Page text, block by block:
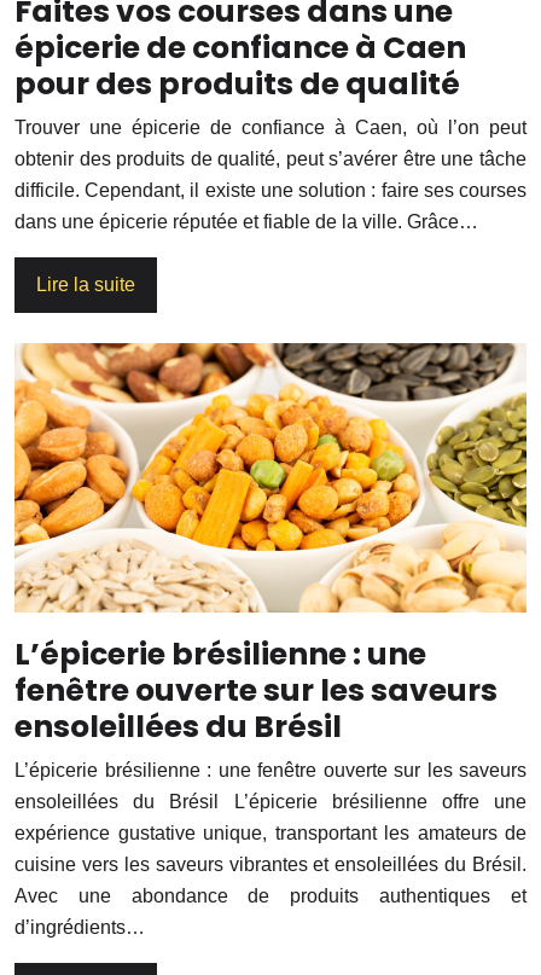
Faites vos courses dans une
épicerie de confiance à Caen
pour des produits de qualité
Trouver une épicerie de confiance à Caen, où l’on peut
obtenir des produits de qualité, peut s’avérer être une tâche
difficile. Cependant, il existe une solution : faire ses courses
dans une épicerie réputée et fiable de la ville. Grâce…
Lire la suite
L’épicerie brésilienne : une
fenêtre ouverte sur les saveurs
ensoleillées du Brésil
L’épicerie brésilienne : une fenêtre ouverte sur les saveurs
ensoleillées du Brésil L’épicerie brésilienne offre une
expérience gustative unique, transportant les amateurs de
cuisine vers les saveurs vibrantes et ensoleillées du Brésil.
Avec une abondance de produits authentiques et
d’ingrédients…